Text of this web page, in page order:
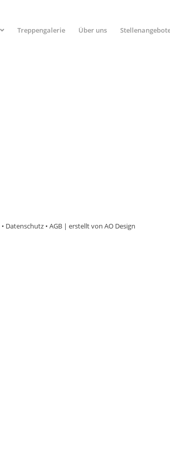
Treppengalerie Über uns
• Datenschutz • AGB | erstellt von AO Design